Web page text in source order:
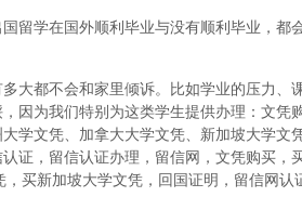
留学在国外顺利毕业与没有顺利毕业，都
大都不会和家里倾诉。比如学业的压力、
因为我们特别为这类学生提供办理：文凭
学文凭、加拿大大学文凭、新加坡大学文
证，留信认证办理，留信网，文凭购买，
买新加坡大学文凭，回国证明，留信网认